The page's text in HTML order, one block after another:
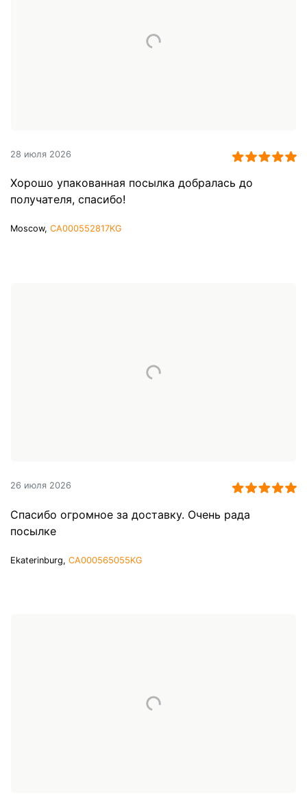
28 июля 2026
Хорошо упакованная посылка добралась до
получателя, спасибо!
Moscow, CA000552817KG
26 июля 2026
Спасибо огромное за доставку. Очень рада
посылке
Ekaterinburg, CA000565055KG